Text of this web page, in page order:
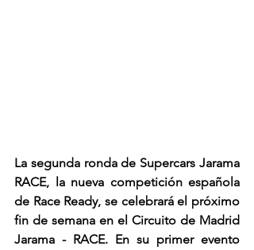
La segunda ronda de Supercars Jarama
RACE, la nueva competición española
de Race Ready, se celebrará el próximo
fin de semana en el Circuito de Madrid
Jarama - RACE. En su primer evento